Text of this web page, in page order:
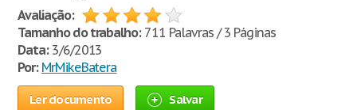
Avaliação:
Tamanho do trabalho:711 Palavras / 3 Páginas
Data:3/6/2013
Por: MrMikeBatera
Ler documento Salvar